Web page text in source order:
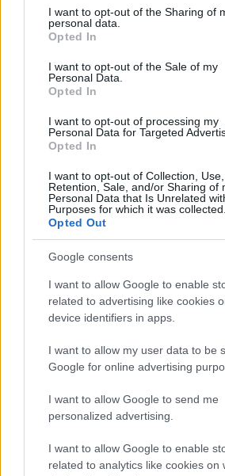
not limited to your visit or usage
grant or deny consent to Google and its
use your data for below specified
consent section.
I want to opt-out of the Sharing of
personal data.
Opted In
I want to opt-out of the Sale of my
Personal Data.
Opted In
I want to opt-out of processing my
Personal Data for Targeted
Opted In
I want to opt-out of Collection, Use,
Retention, Sale, and/or Sharing of
Personal Data that Is Unrelated
Purposes for which it was collected.
Opted Out
Google consents
I want to allow Google to enable
related to advertising like cookies
device identifiers in apps.
I want to allow my user data to be
Google for online advertising
I want to allow Google to send me
personalized advertising.
I want to allow Google to enable
related to analytics like cookies on
„Lando és Oscar kapcsolata csak
7 órája
Hamarosan leáll az idei F1-es